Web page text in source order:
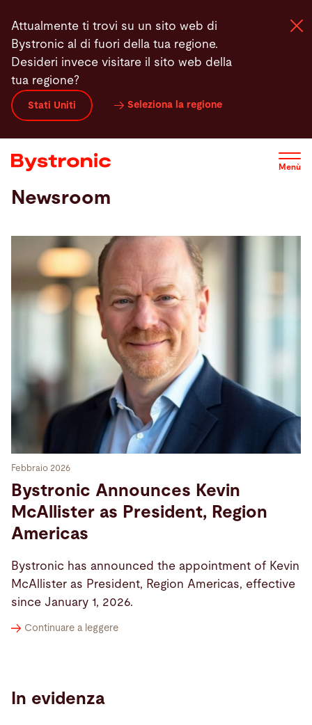
contenuto
principale
Attualmente ti trovi su un sito web di
Bystronic al di fuori della tua regione.
Desideri invece visitare il sito web della
tua regione?
Stati Uniti Seleziona la regione
Menù
Macchine e Software
Servizi
Azienda
Contatti myBystronic
Newsroom
Febbraio 2026
Bystronic Announces Kevin
McAllister as President, Region
Americas
Bystronic has announced the appointment of Kevin
McAllister as President, Region Americas, effective
since January 1, 2026.
Continuare a leggere
In evidenza